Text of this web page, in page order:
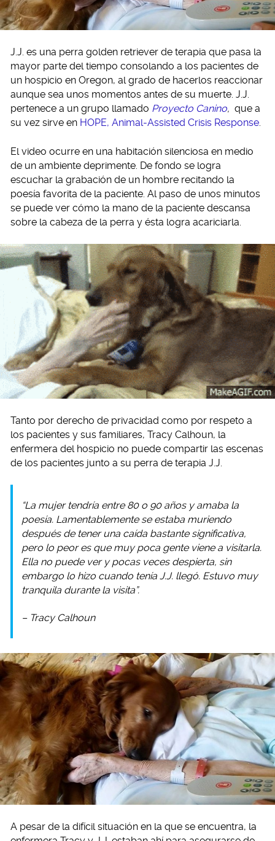
J.J. es una perra golden retriever de terapia que pasa la
mayor parte del tiempo consolando a los pacientes de
un hospicio en Oregon, al grado de hacerlos reaccionar
aunque sea unos momentos antes de su muerte. J.J.
pertenece a un grupo llamado Proyecto Canino, que a
su vez sirve en HOPE, Animal-Assisted Crisis Response.
El video ocurre en una habitación silenciosa en medio
de un ambiente deprimente. De fondo se logra
escuchar la grabación de un hombre recitando la
poesía favorita de la paciente. Al paso de unos minutos
se puede ver cómo la mano de la paciente descansa
sobre la cabeza de la perra y ésta logra acariciarla.
Tanto por derecho de privacidad como por respeto a
los pacientes y sus familiares, Tracy Calhoun, la
enfermera del hospicio no puede compartir las escenas
de los pacientes junto a su perra de terapia J.J.
“La mujer tendría entre 80 o 90 años y amaba la
poesía. Lamentablemente se estaba muriendo
después de tener una caída bastante significativa,
pero lo peor es que muy poca gente viene a visitarla.
Ella no puede ver y pocas veces despierta, sin
embargo lo hizo cuando tenía J.J. llegó. Estuvo muy
tranquila durante la visita”.
– Tracy Calhoun
A pesar de la difícil situación en la que se encuentra, la